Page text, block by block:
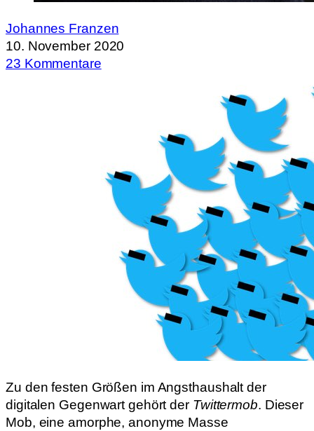
Johannes Franzen
10. November 2020
23 Kommentare
Zu den festen Größen im Angsthaushalt der
digitalen Gegenwart gehört der Twittermob. Dieser
Mob, eine amorphe, anonyme Masse